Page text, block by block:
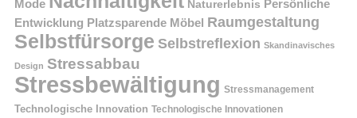
Mode
Naturerlebnis Persönliche
Entwicklung Platzsparende Möbel Raumgestaltung
Selbstfürsorge Selbstreflexion Skandinavisches
Design Stressabbau
Stressbewältigung Stressmanagement
Technologische Innovation Technologische Innovationen